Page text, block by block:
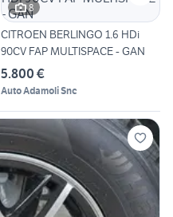
8
CITROEN BERLINGO 1.6 HDi
90CV FAP MULTISPACE - GAN
5.800 €
Auto Adamoli Snc